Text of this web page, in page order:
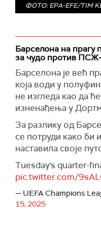
ФОТО: EPA-EFE/TIM
Барселона на прагу
за чудо против
Барселона је већ
која води у
не изгледа као да
изненађења у
За разлику од
се потруди како
наставила своје
Tuesday's quarter-
pic.twitter.com/
— UEFA Champions
15, 2025